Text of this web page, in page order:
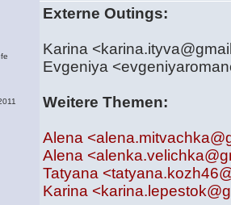
Externe Outings:
Karina
Evgeniya
Weitere Themen:
Alena
Alena
Tatyana
Karina